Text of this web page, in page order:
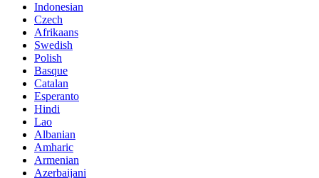
Indonesian
Czech
Afrikaans
Swedish
Polish
Basque
Catalan
Esperanto
Hindi
Lao
Albanian
Amharic
Armenian
Azerbaijani